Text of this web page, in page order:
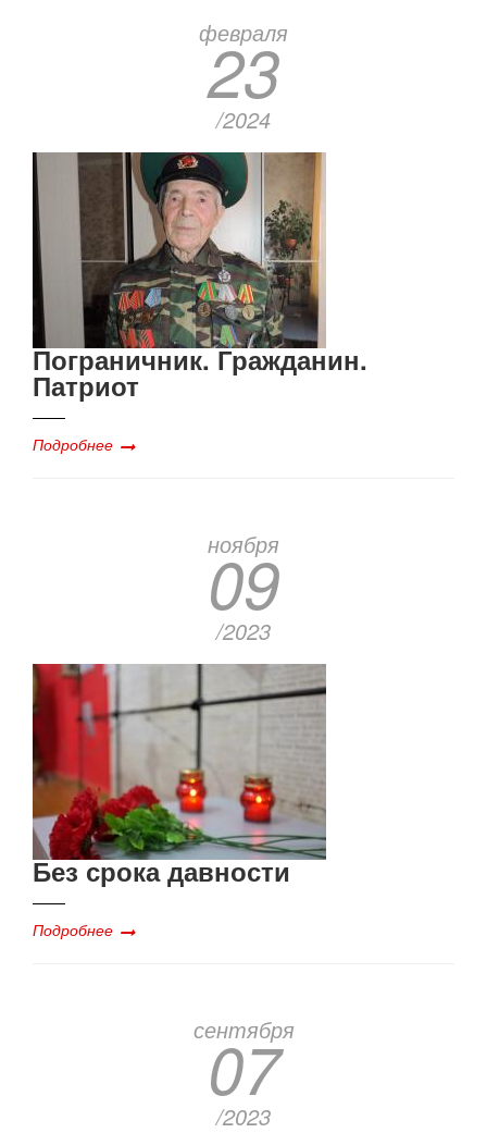
февраля
23
/2024
Пограничник. Гражданин.
Патриот
Подробнее
ноября
09
/2023
Без срока давности
Подробнее
сентября
07
/2023